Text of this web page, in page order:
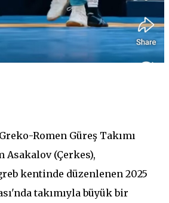
Romen Güreş Takımı
Asakalov (Çerkes),
kentinde düzenlenen 2025
takımıyla büyük bir